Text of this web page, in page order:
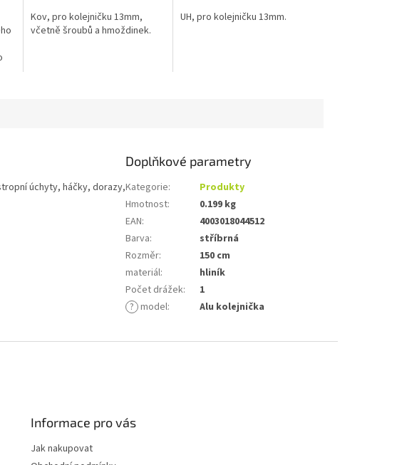
Kov, pro kolejničku 13mm,
včetně šroubů a hmoždinek.
UH, pro kolejničku 13mm.
úchyty, háčky, dorazy,
Doplňkové parametry
Kategorie:
Produkty
Hmotnost:
0.199 kg
EAN:
4003018044512
Barva:
stříbrná
Rozměr:
150 cm
materiál:
hliník
Počet drážek:
1
? model: Alu kolejnička
Informace pro vás
Jak nakupovat